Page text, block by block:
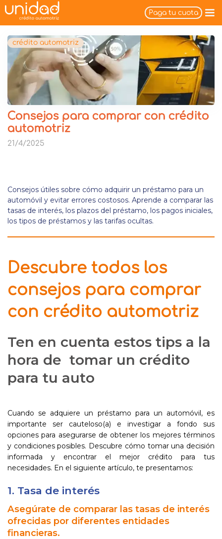
Paga tu cuota
crédito automotriz
Consejos para comprar con crédito
automotriz
21/4/2025
Consejos útiles sobre cómo adquirir un préstamo para un
automóvil y evitar errores costosos. Aprende a comparar las
tasas de interés, los plazos del préstamo, los pagos iniciales,
los tipos de préstamos y las tarifas ocultas.
Descubre todos los
consejos para comprar
con crédito automotriz
Ten en cuenta estos tips a la
hora de tomar un crédito
para tu auto
Cuando se adquiere un préstamo para un automóvil, es
importante ser cauteloso(a) e investigar a fondo sus
opciones para asegurarse de obtener los mejores términos
y condiciones posibles. Descubre cómo tomar una decisión
informada y encontrar el mejor crédito para tus
necesidades. En el siguiente artículo, te presentamos:
1. Tasa de interés
Asegúrate de comparar las tasas de interés
ofrecidas por diferentes entidades
financieras.